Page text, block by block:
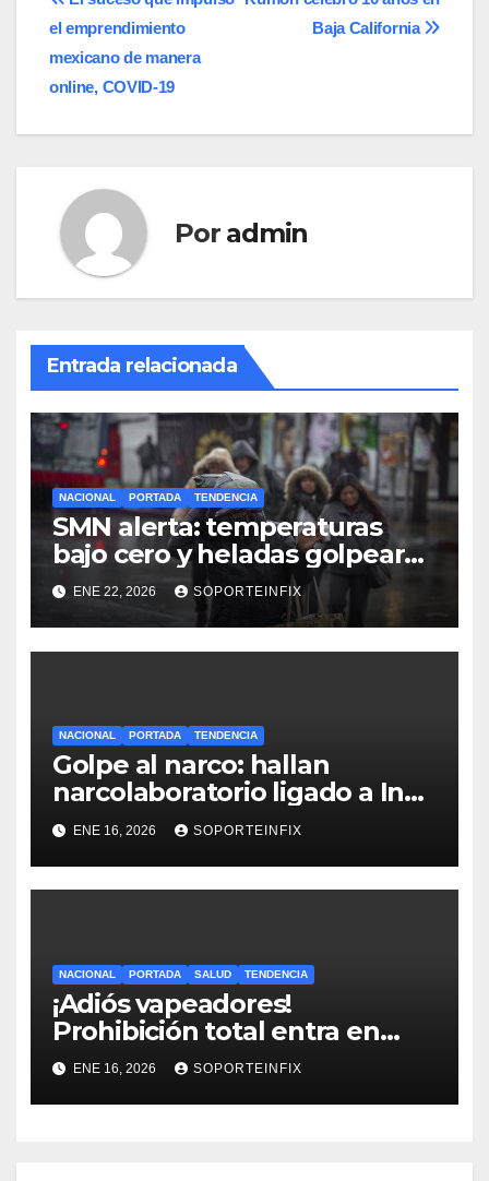
de
entradas
Baja California
el emprendimiento
mexicano de manera
online, COVID-19
Por admin
Entrada relacionada
NACIONAL PORTADA TENDENCIA
SMN alerta: temperaturas
bajo cero y heladas golpearán
gran parte de México este fin
de semana
ENE 22, 2026 SOPORTEINFIX
NACIONAL PORTADA TENDENCIA
Golpe al narco: hallan
narcolaboratorio ligado a Inés
Omar Coronel Aispuro,
cuñado de ‘El Chapo’ Guzmán
ENE 16, 2026 SOPORTEINFIX
NACIONAL PORTADA SALUD TENDENCIA
¡Adiós vapeadores!
Prohibición total entra en
vigor el 16 de enero: hasta 8
años de cárcel por venderlos
ENE 16, 2026 SOPORTEINFIX